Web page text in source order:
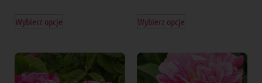
Wybierz opcje Wybierz opcje